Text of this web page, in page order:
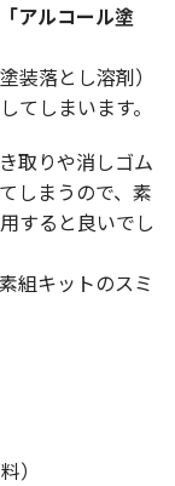
「アルコール塗
装落とし溶剤）
てしまいます。
取りや消しゴム
しまうので、素
すると良いでし
組キットのスミ
）